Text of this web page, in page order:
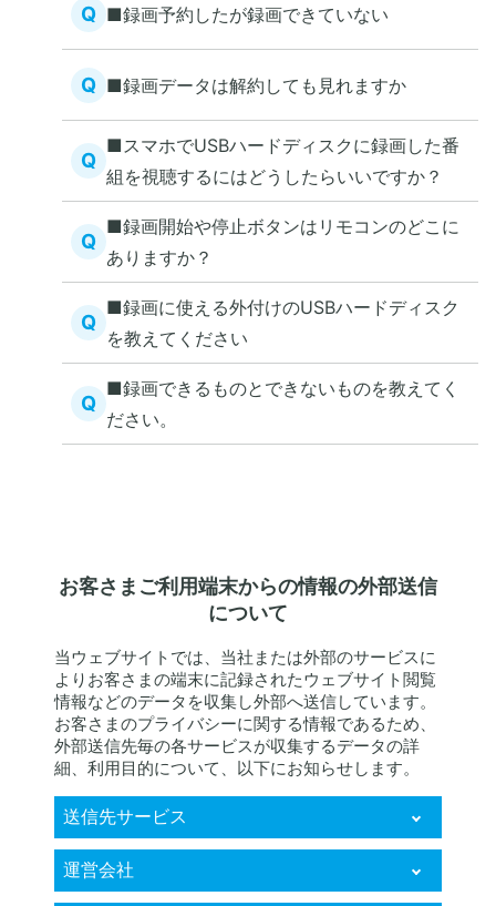
Q ■録画予約したが録画できていない
Q ■録画データは解約しても見れますか
Q
■スマホでUSBハードディスクに録画した番
組を視聴するにはどうしたらいいですか？
Q
■録画開始や停止ボタンはリモコンのどこに
ありますか？
Q
■録画に使える外付けのUSBハードディスク
を教えてください
Q
■録画できるものとできないものを教えてく
ださい。
お客さまご利用端末からの情報の外部送信
について
当ウェブサイトでは、当社または外部のサービスに
よりお客さまの端末に記録されたウェブサイト閲覧
情報などのデータを収集し外部へ送信しています。
お客さまのプライバシーに関する情報であるため、
外部送信先毎の各サービスが収集するデータの詳
細、利用目的について、以下にお知らせします。
送信先サービス
KARTE RightSupport
運営会社